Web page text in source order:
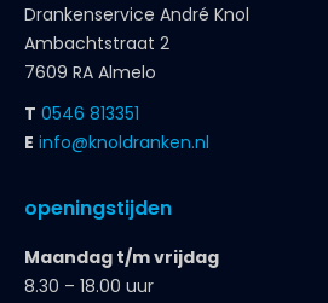
Drankenservice André Knol
Ambachtstraat 2
7609 RA Almelo
T 0546 813351
E info@knoldranken.nl
openingstijden
Maandag t/m vrijdag
8.30 – 18.00 uur